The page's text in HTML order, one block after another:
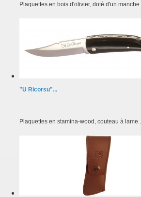
Plaquettes en bois d'olivier, doté d'un manche...
"U Ricorsu"...
Plaquettes en stamina-wood, couteau à lame...